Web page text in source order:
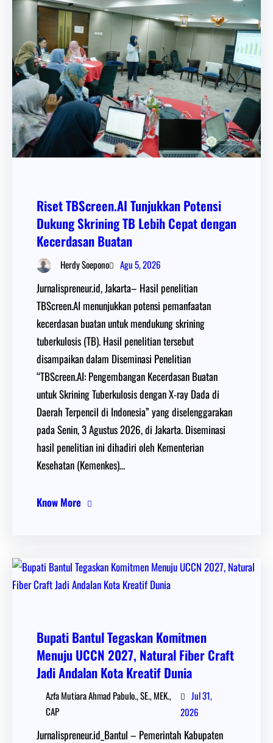
Riset TBScreen.AI Tunjukkan Potensi
Dukung Skrining TB Lebih Cepat dengan
Kecerdasan Buatan
Herdy Soepono Agu 5, 2026
Jurnalispreneur.id, Jakarta– Hasil penelitian
TBScreen.AI menunjukkan potensi pemanfaatan
kecerdasan buatan untuk mendukung skrining
tuberkulosis (TB). Hasil penelitian tersebut
disampaikan dalam Diseminasi Penelitian
“TBScreen.AI: Pengembangan Kecerdasan Buatan
untuk Skrining Tuberkulosis dengan X-ray Dada di
Daerah Terpencil di Indonesia” yang diselenggarakan
pada Senin, 3 Agustus 2026, di Jakarta. Diseminasi
hasil penelitian ini dihadiri oleh Kementerian
Kesehatan (Kemenkes)…
Know More
Bupati Bantul Tegaskan Komitmen
Menuju UCCN 2027, Natural Fiber Craft
Jadi Andalan Kota Kreatif Dunia
Azfa Mutiara Ahmad Pabulo., SE., MEK.,
CAP
Jul 31,
2026
Jurnalispreneur.id_Bantul – Pemerintah Kabupaten